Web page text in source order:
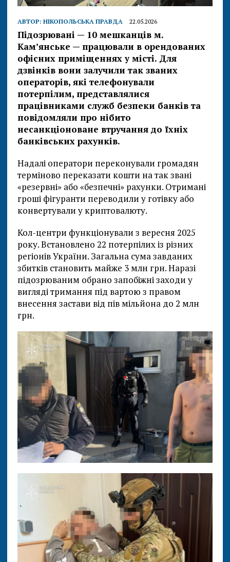
АВТОР: НІКОПОЛЬСЬКА ПРАВДА 22.05.2026
Підозрювані — 10 мешканців м.
Кам’янське — працювали в орендованих
офісних приміщеннях у місті. Для
дзвінків вони залучили так званих
операторів, які телефонували
потерпілим, представлялися
працівниками служб безпеки банків та
повідомляли про нібито
несанкціоноване втручання до їхніх
банківських рахунків.
Надалі оператори переконували громадян
терміново переказати кошти на так звані
«резервні» або «безпечні» рахунки. Отримані
гроші фігуранти переводили у готівку або
конвертували у криптовалюту.
Кол-центри функціонували з вересня 2025
року. Встановлено 22 потерпілих із різних
регіонів України. Загальна сума завданих
збитків становить майже 3 млн грн. Наразі
підозрюваним обрано запобіжні заходи у
вигляді тримання під вартою з правом
внесення застави від пів мільйона до 2 млн
грн.